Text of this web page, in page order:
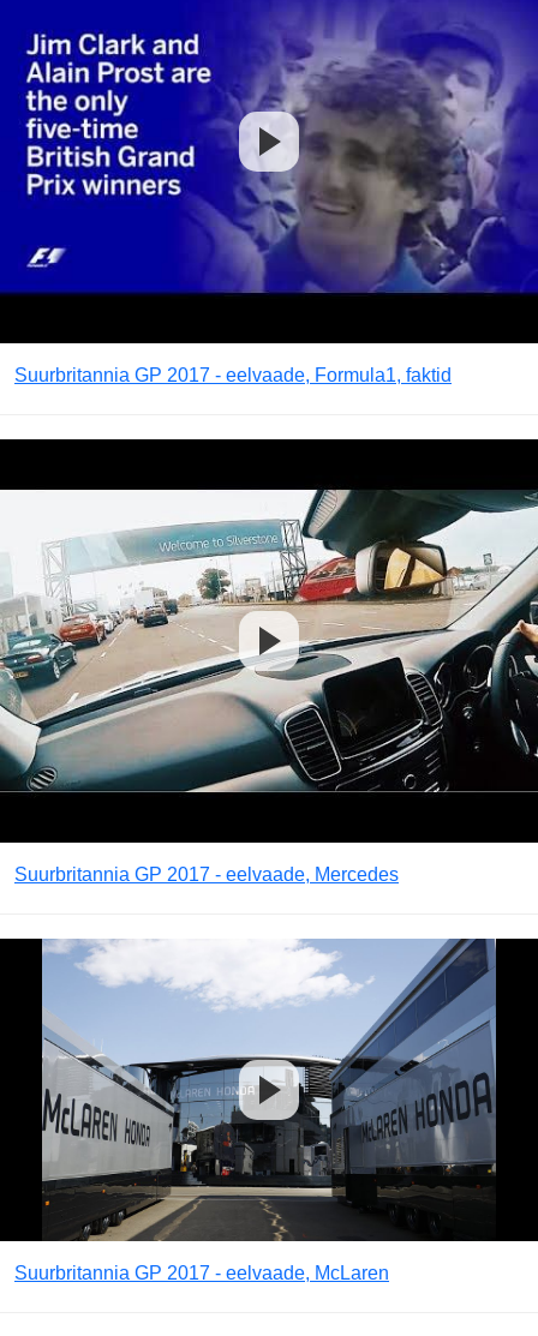
Suurbritannia GP 2017 - eelvaade, Formula1, faktid
Suurbritannia GP 2017 - eelvaade, Mercedes
Suurbritannia GP 2017 - eelvaade, McLaren